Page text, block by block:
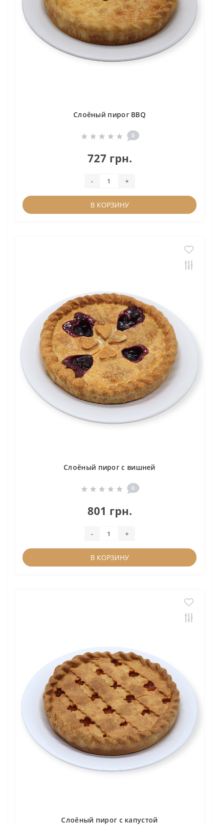
Слоёный пирог BBQ
0
727 грн.
- +
В КОРЗИНУ
Слоёный пирог с вишней
0
801 грн.
- +
В КОРЗИНУ
Слоёный пирог с капустой